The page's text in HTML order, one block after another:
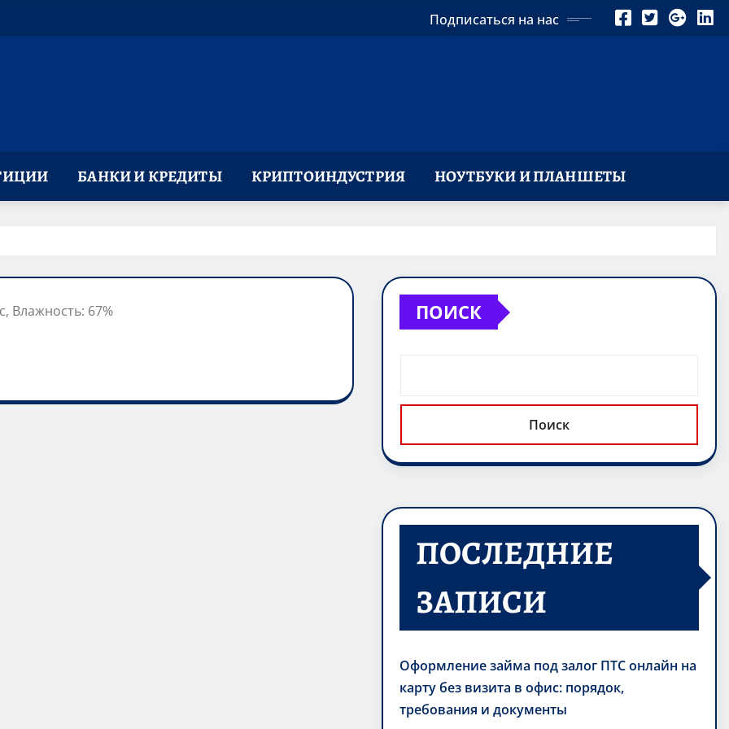
Подписаться на нас
БАНКИ И КРЕДИТЫ КРИПТОИНДУСТРИЯ НОУТБУКИ И ПЛАНШЕТЫ
Влажность: 67% ПОИСК
Поиск
ПОСЛЕДНИЕ
ЗАПИСИ
Оформление займа под залог ПТС онлайн на
карту без визита в офис: порядок,
требования и документы